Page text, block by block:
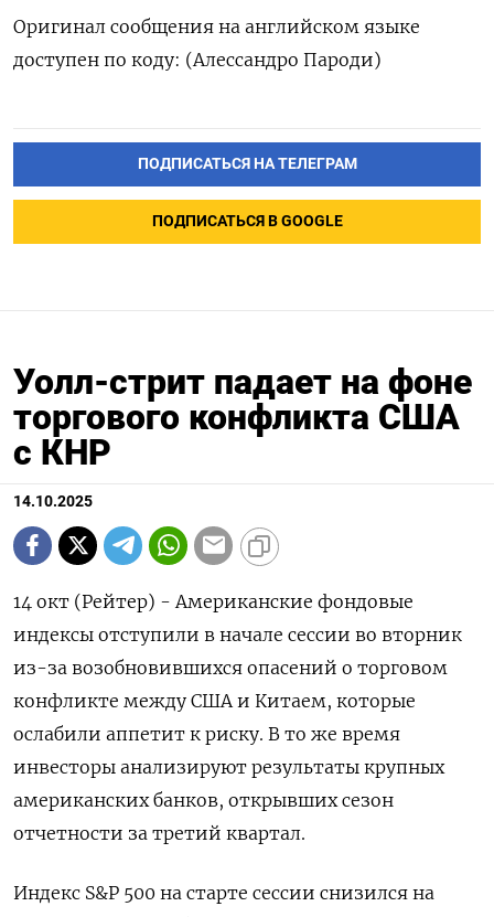
Оригинал сообщения на английском языке
доступен по коду: (Алессандро Пароди)
ПОДПИСАТЬСЯ НА ТЕЛЕГРАМ
ПОДПИСАТЬСЯ В GOOGLE
Уолл-стрит падает на фоне
торгового конфликта США
с КНР
14.10.2025
14 окт (Рейтер) - Американские фондовые
индексы отступили в начале сессии во вторник
из-за возобновившихся опасений о торговом
конфликте между США и Китаем, которые
ослабили аппетит к риску. В то же время
инвесторы анализируют результаты крупных
американских банков, открывших сезон
отчетности за третий квартал.
Индекс S&P 500 на старте сессии снизился на